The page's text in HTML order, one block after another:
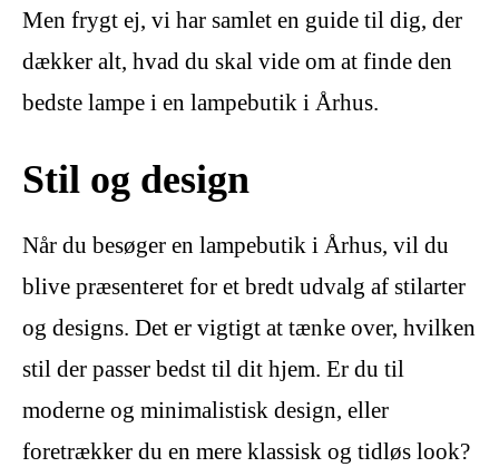
Men frygt ej, vi har samlet en guide til dig, der
dækker alt, hvad du skal vide om at finde den
bedste lampe i en lampebutik i Århus.
Stil og design
Når du besøger en lampebutik i Århus, vil du
blive præsenteret for et bredt udvalg af stilarter
og designs. Det er vigtigt at tænke over, hvilken
stil der passer bedst til dit hjem. Er du til
moderne og minimalistisk design, eller
foretrækker du en mere klassisk og tidløs look?